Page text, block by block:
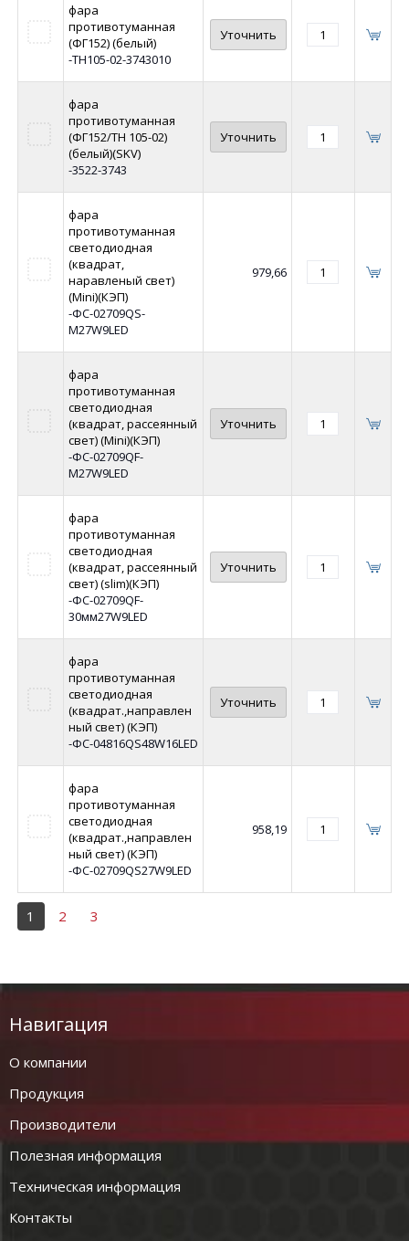
фара
противотуманная
(ФГ152) (белый)
-ТН105-02-3743010
Уточнить
фара
противотуманная
(ФГ152/ТН 105-02)
(белый)(SKV)
-3522-3743
Уточнить
фара
противотуманная
светодиодная
(квадрат,
наравленый свет)
(Mini)(КЭП)
-ФС-02709QS-
M27W9LED
979,66
фара
противотуманная
светодиодная
(квадрат, рассеянный
свет) (Mini)(КЭП)
-ФС-02709QF-
M27W9LED
Уточнить
фара
противотуманная
светодиодная
(квадрат, рассеянный
свет) (slim)(КЭП)
-ФС-02709QF-
30мм27W9LED
Уточнить
фара
противотуманная
светодиодная
(квадрат.,направлен
ный свет) (КЭП)
-ФС-04816QS48W16LED
Уточнить
фара
противотуманная
светодиодная
(квадрат.,направлен
ный свет) (КЭП)
-ФС-02709QS27W9LED
958,19
1 2 3
Навигация
О компании
Продукция
Производители
Полезная информация
Техническая информация
Контакты